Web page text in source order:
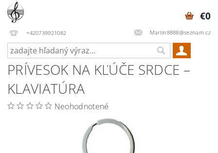
+420739921082 Martin8888@seznam.cz
€0
PRÍVESOK NA KĽÚČE SRDCE –
KLAVIATÚRA
Neohodnotené